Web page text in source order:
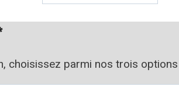
choisissez parmi nos trois